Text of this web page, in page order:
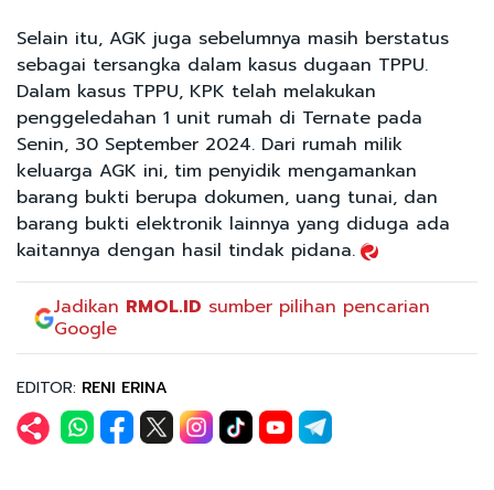
Selain itu, AGK juga sebelumnya masih berstatus
sebagai tersangka dalam kasus dugaan TPPU.
Dalam kasus TPPU, KPK telah melakukan
penggeledahan 1 unit rumah di Ternate pada
Senin, 30 September 2024. Dari rumah milik
keluarga AGK ini, tim penyidik mengamankan
barang bukti berupa dokumen, uang tunai, dan
barang bukti elektronik lainnya yang diduga ada
kaitannya dengan hasil tindak pidana.
Jadikan RMOL.ID sumber pilihan pencarian
Google
EDITOR: RENI ERINA